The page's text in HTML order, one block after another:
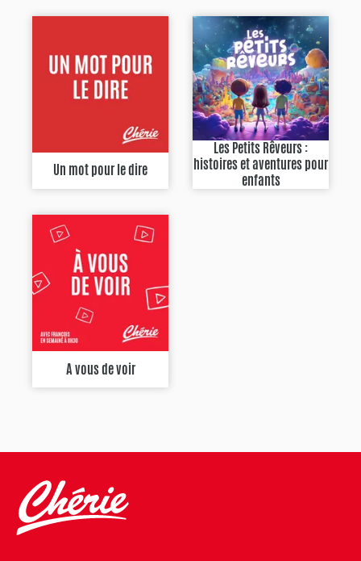
Un mot pour le dire
Les Petits Rêveurs :
histoires et aventures pour
enfants
A vous de voir